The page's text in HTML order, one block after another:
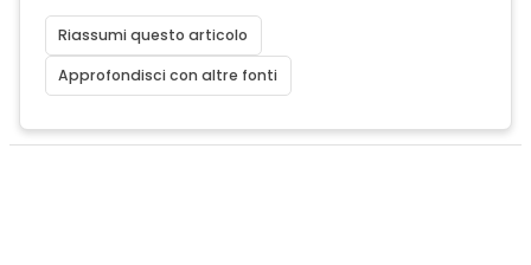
Riassumi questo articolo
Approfondisci con altre fonti